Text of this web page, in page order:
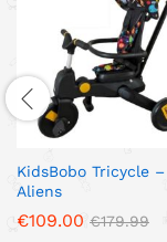
KidsBobo Tricycle
Aliens
€109.00 €179.99